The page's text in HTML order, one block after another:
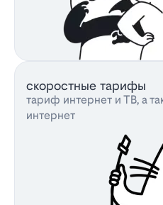
скоростные тарифы
тариф интернет и ТВ, а
интернет